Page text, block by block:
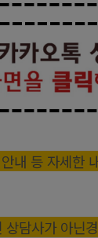
내 등 자세한
상담사가 아닌